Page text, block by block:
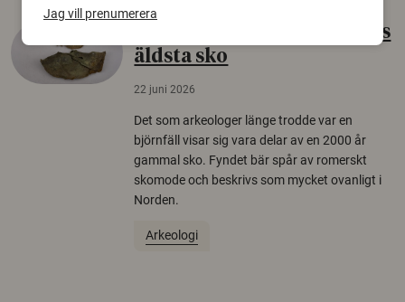
Gammalt skinn var Sveriges
äldsta sko
22 juni 2026
Det som arkeologer länge trodde var en
björnfäll visar sig vara delar av en 2000 år
gammal sko. Fyndet bär spår av romerskt
skomode och beskrivs som mycket ovanligt i
Norden.
Arkeologi
Jag vill prenumerera